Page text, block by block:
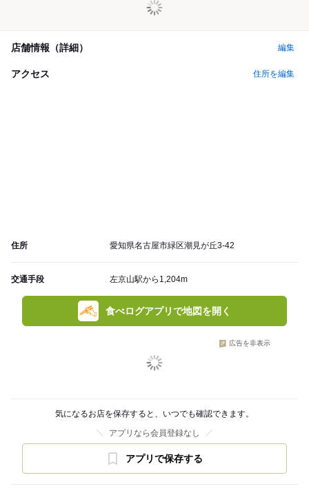
店舗情報（詳細） 編集
アクセス 住所を編集
住所 愛知県名古屋市緑区潮見が丘3-42
交通手段 左京山駅から1,204m
食べログアプリで地図を開く
広告を非表示
気になるお店を保存すると、いつでも確認できます。
アプリなら会員登録なし
アプリで保存する